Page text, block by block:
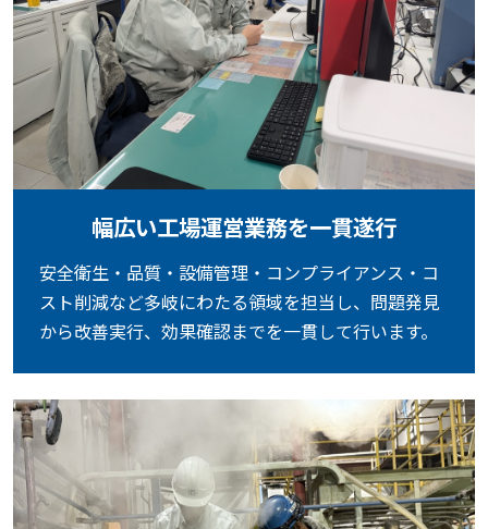
幅広い工場運営業務を一貫遂行
安全衛生・品質・設備管理・コンプライアンス・コ
スト削減など多岐にわたる領域を担当し、問題発見
から改善実行、効果確認までを一貫して行います。